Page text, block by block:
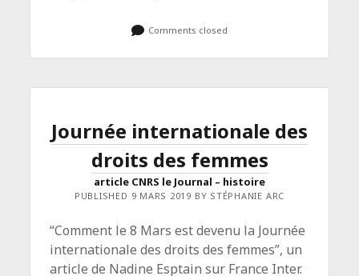
Comments closed
Journée internationale des
droits des femmes
article CNRS le Journal – histoire
PUBLISHED 9 MARS 2019 BY STÉPHANIE ARC
“Comment le 8 Mars est devenu la Journée
internationale des droits des femmes”, un
article de Nadine Esptain sur France Inter.